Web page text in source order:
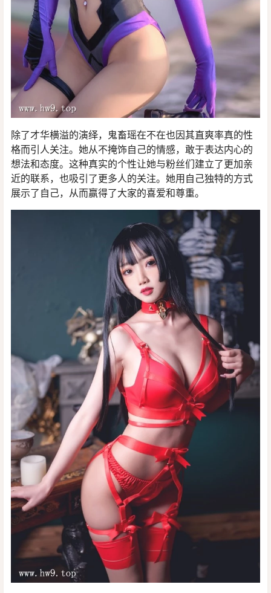
除了才华横溢的演绎，鬼畜瑶在不在也因其直爽率真的性
格而引人关注。她从不掩饰自己的情感，敢于表达内心的
想法和态度。这种真实的个性让她与粉丝们建立了更加亲
近的联系，也吸引了更多人的关注。她用自己独特的方式
展示了自己，从而赢得了大家的喜爱和尊重。